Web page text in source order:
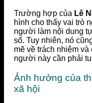
Trường hợp của Lê
hình cho thấy vai trò
người làm nội dung
số. Tuy nhiên, nó
mẽ về trách nhiệm
người này cần phải
Ảnh hưởng của
xã hội